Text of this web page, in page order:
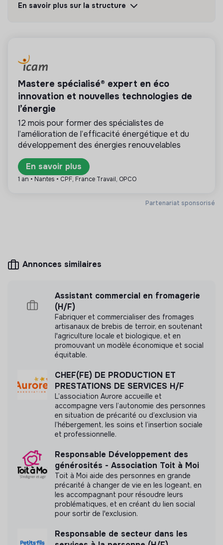
💡
des produits ou proposer des services éco-
responsables alignés avec les besoins de la
transformation écologique et solidaire.
Plus d'informations
Site internet
Entreprise
BIBAK (ex-La Consigne GreenGo) n'a pas encore
transmis de mesure d'impact
Labels et certifications
Cette structure n'a pas souhaité nous
communiquer les labels ou certifications qu'elle a
Documents
N'a pas encore communiqué de documents de
transparence
En savoir plus sur la structure
Partenariat sponsorisé
Mastere spécialisé® expert en éco
innovation et nouvelles technologies de
l’énergie
12 mois pour former des spécialistes de
l’amélioration de l’efficacité énergétique et du
développement des énergies renouvelables
En savoir plus
1 an • Nantes • CPF, France Travail, OPCO
Annonces similaires
Assistant commercial en fromagerie
(H/F)
Fabriquer et commercialiser des fromages
artisanaux de brebis de terroir, en soutenant
l'agriculture locale et biologique, et en
promouvant un modèle économique et social
équitable.
CHEF(FE) DE PRODUCTION ET
PRESTATIONS DE SERVICES H/F
L’association Aurore accueille et
accompagne vers l’autonomie des personnes
en situation de précarité ou d’exclusion via
l’hébergement, les soins et l’insertion sociale
et professionnelle.
Responsable Développement des
générosités - Association Toit à Moi
Toit à Moi aide des personnes en grande
précarité à changer de vie en les logeant, en
les accompagnant pour résoudre leurs
problématiques, et en créant du lien social
pour sortir de l'exclusion.
Responsable de secteur dans les